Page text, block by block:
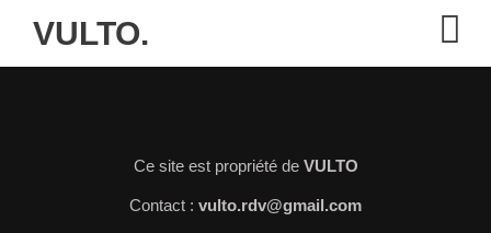
VULTO.
Ce site est propriété de VULTO
Contact : vulto.rdv@gmail.com